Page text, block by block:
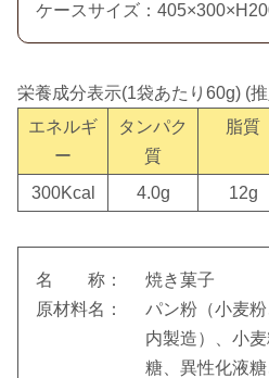
ケースサイズ：
栄養成分表示(1袋あたり60g) (
エネルギ
ー
タンパク
質
脂質
300Kcal
4.0g 12g
名 称：
焼き菓子
原材料名：
パン粉（小麦
内製造）、小
糖、異性化液